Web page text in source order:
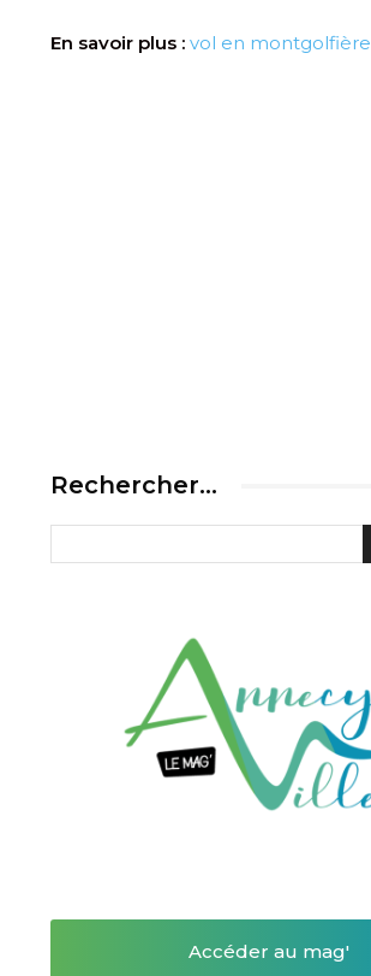
En savoir plus : vol en montgolfière
Rechercher…
Accéder au mag'